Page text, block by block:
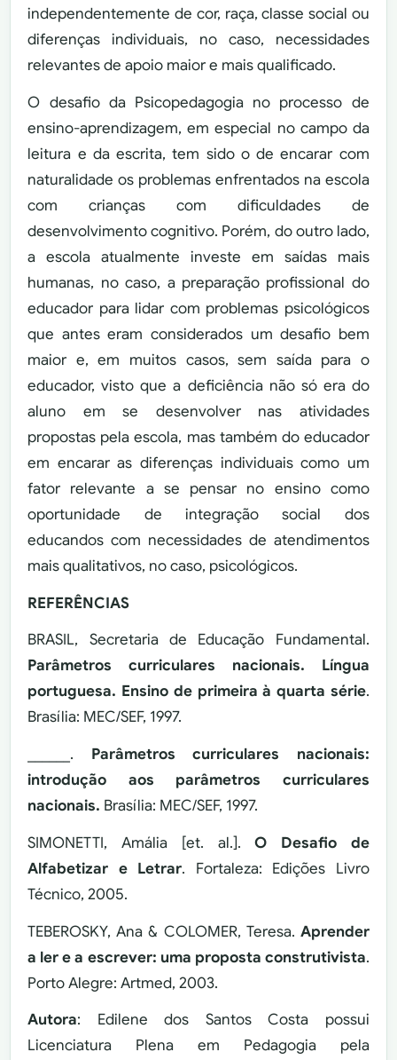
independentemente de cor, raça, classe social ou
diferenças individuais, no caso, necessidades
relevantes de apoio maior e mais qualificado.
O desafio da Psicopedagogia no processo de
ensino-aprendizagem, em especial no campo da
leitura e da escrita, tem sido o de encarar com
naturalidade os problemas enfrentados na escola
com crianças com dificuldades de
desenvolvimento cognitivo. Porém, do outro lado,
a escola atualmente investe em saídas mais
humanas, no caso, a preparação profissional do
educador para lidar com problemas psicológicos
que antes eram considerados um desafio bem
maior e, em muitos casos, sem saída para o
educador, visto que a deficiência não só era do
aluno em se desenvolver nas atividades
propostas pela escola, mas também do educador
em encarar as diferenças individuais como um
fator relevante a se pensar no ensino como
oportunidade de integração social dos
educandos com necessidades de atendimentos
mais qualitativos, no caso, psicológicos.
REFERÊNCIAS
BRASIL, Secretaria de Educação Fundamental.
Parâmetros curriculares nacionais. Língua
portuguesa. Ensino de primeira à quarta série.
Brasília: MEC/SEF, 1997.
______. Parâmetros curriculares nacionais:
introdução aos parâmetros curriculares
nacionais. Brasília: MEC/SEF, 1997.
SIMONETTI, Amália [et. al.].O Desafio de
Alfabetizar e Letrar. Fortaleza: Edições Livro
Técnico, 2005.
TEBEROSKY, Ana & COLOMER, Teresa. Aprender
a ler e a escrever: uma proposta construtivista.
Porto Alegre: Artmed, 2003.
Autora: Edilene dos Santos Costa possui
Licenciatura Plena em Pedagogia pela